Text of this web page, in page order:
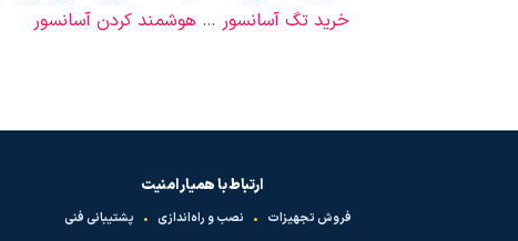
خرید تگ آسانسور … هوشمند کردن آسانسور
ارتباط با همیار امنیت
فروش تجهیزات • نصب و راه‌اندازی • پشتیبانی فنی